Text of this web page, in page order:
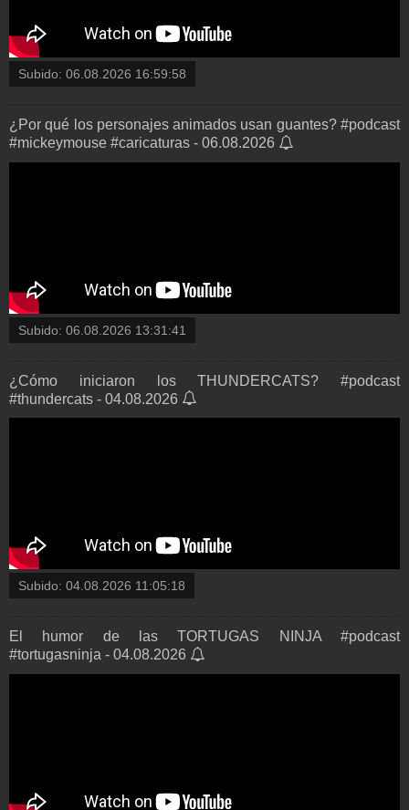
Subido: 06.08.2026 16:59:58
¿Por qué los personajes animados usan guantes? #podcast
#mickeymouse #caricaturas - 06.08.2026
Subido: 06.08.2026 13:31:41
¿Cómo iniciaron los THUNDERCATS? #podcast
#thundercats - 04.08.2026
Subido: 04.08.2026 11:05:18
El humor de las TORTUGAS NINJA #podcast
#tortugasninja - 04.08.2026